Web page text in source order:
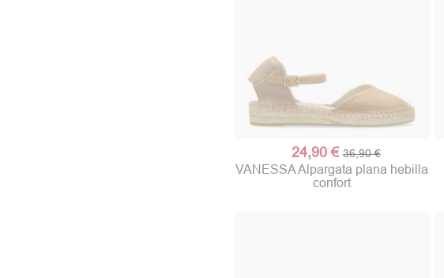
24,90 € 36,90 €
VANESSA Alpargata plana hebilla
confort